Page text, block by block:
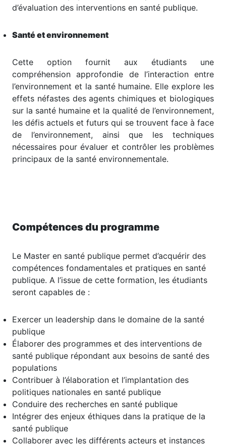
d’évaluation des interventions en santé publique.
Santé et environnement
Cette option fournit aux étudiants une
compréhension approfondie de l’interaction entre
l’environnement et la santé humaine. Elle explore les
effets néfastes des agents chimiques et biologiques
sur la santé humaine et la qualité de l’environnement,
les défis actuels et futurs qui se trouvent face à face
de l’environnement, ainsi que les techniques
nécessaires pour évaluer et contrôler les problèmes
principaux de la santé environnementale.
Compétences du programme
Le Master en santé publique permet d’acquérir des
compétences fondamentales et pratiques en santé
publique. A l’issue de cette formation, les étudiants
seront capables de :
Exercer un leadership dans le domaine de la santé
publique
Élaborer des programmes et des interventions de
santé publique répondant aux besoins de santé des
populations
Contribuer à l’élaboration et l’implantation des
politiques nationales en santé publique
Conduire des recherches en santé publique
Intégrer des enjeux éthiques dans la pratique de la
santé publique
Collaborer avec les différents acteurs et instances